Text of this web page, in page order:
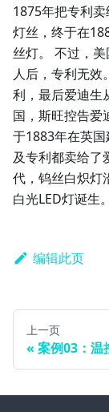
1875年把专利
灯丝，终于在
丝灯。 不过，
人后，专利无效
利，最后爱迪生
国，斯旺控告爱
于1883年在英
及专利都卖给了
代，钨丝白炽灯
白光LED灯诞生。
编辑此页
上一页
案例03：温